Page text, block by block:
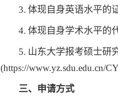
3. 体现自身英语水平的
4. 体现自身学术水平的
5. 山东大学报考硕士研
(https://www.yz.sdu.edu.cn/
三、申请方式